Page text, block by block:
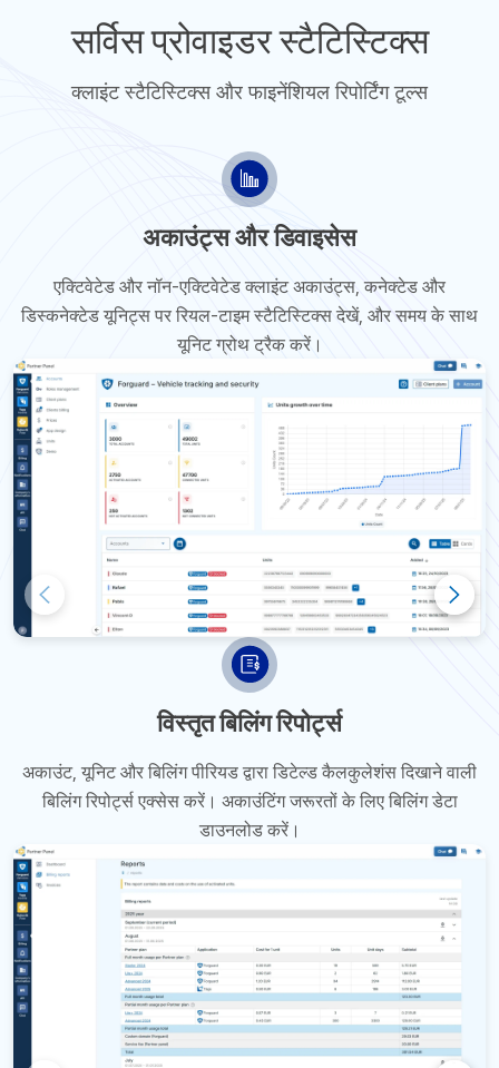
सर्विस प्रोवाइडर स्टैटिस्टिक्स
क्लाइंट स्टैटिस्टिक्स और फाइनेंशियल रिपोर्टिंग टूल्स
अकाउंट्स और डिवाइसेस
एक्टिवेटेड और नॉन-एक्टिवेटेड क्लाइंट अकाउंट्स, कनेक्टेड और
डिस्कनेक्टेड यूनिट्स पर रियल-टाइम स्टैटिस्टिक्स देखें, और समय के साथ
यूनिट ग्रोथ ट्रैक करें।
विस्तृत बिलिंग रिपोर्ट्स
अकाउंट, यूनिट और बिलिंग पीरियड द्वारा डिटेल्ड कैलकुलेशंस दिखाने वाली
बिलिंग रिपोर्ट्स एक्सेस करें। अकाउंटिंग जरूरतों के लिए बिलिंग डेटा
डाउनलोड करें।